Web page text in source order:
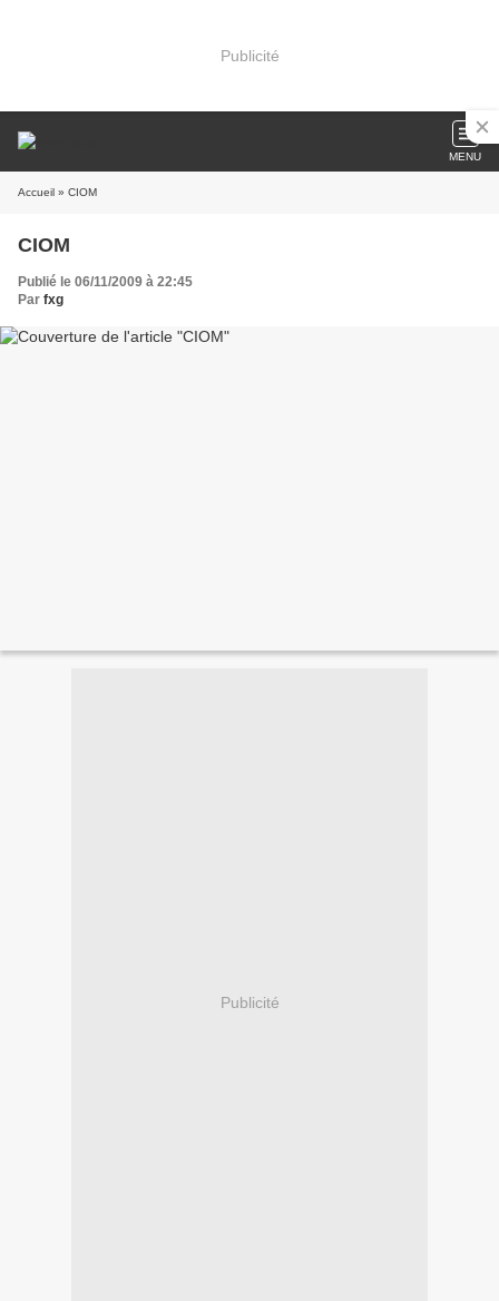
Publicité
MENU
Accueil » CIOM
CIOM
Publié le 06/11/2009 à 22:45
Par fxg
Publicité